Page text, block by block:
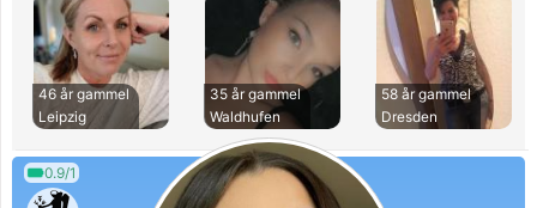
46 år gammel
Leipzig
35 år gammel
Waldhufen
58 år gammel
Dresden
0.9/1